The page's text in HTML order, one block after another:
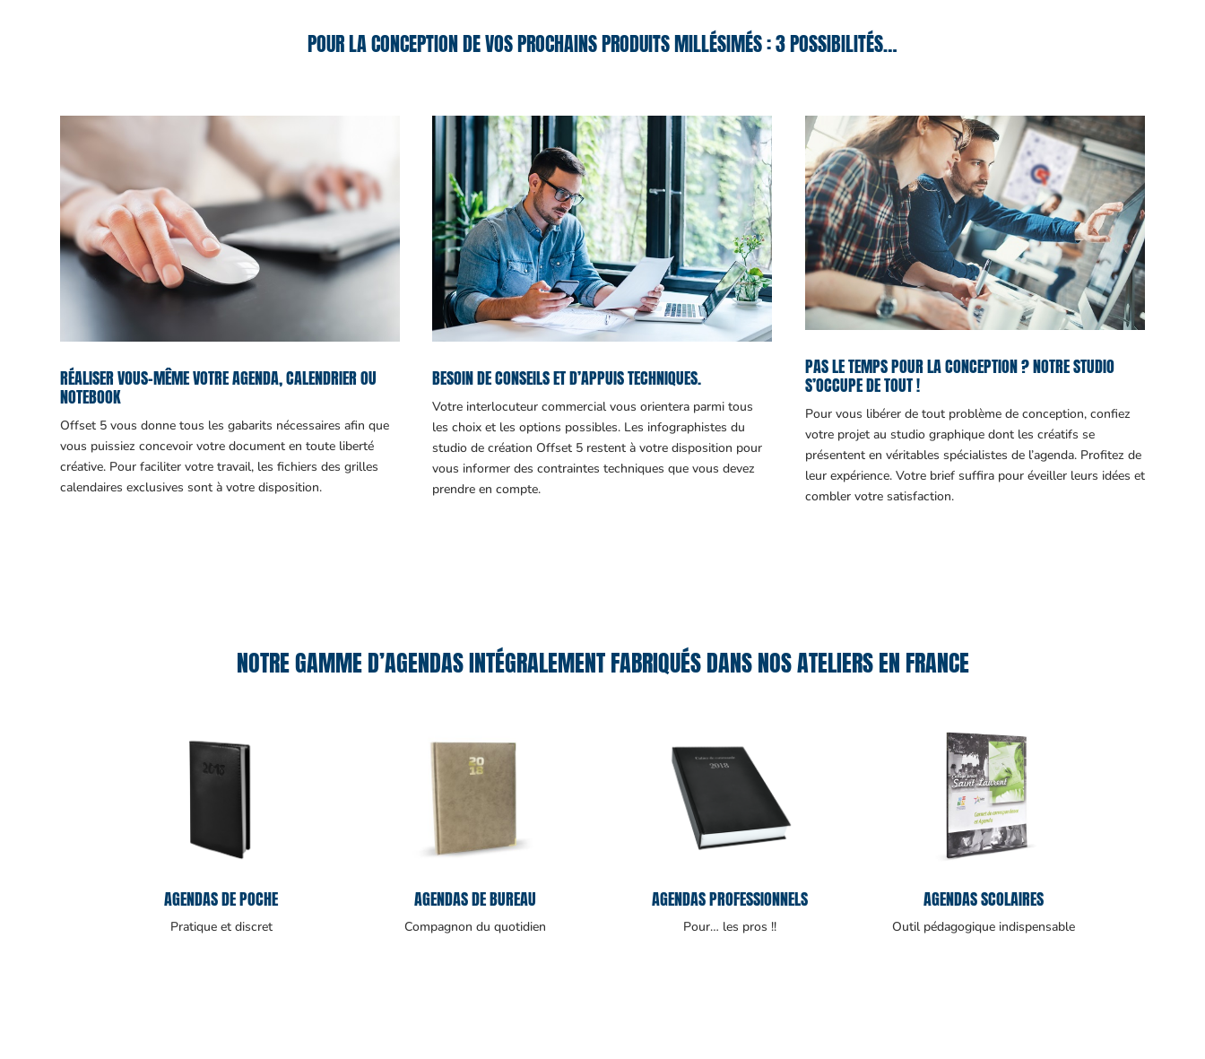
POUR LA CONCEPTION DE VOS PROCHAINS PRODUITS MILLÉSIMÉS : 3 POSSIBILITÉS…
RÉALISER VOUS-MÊME VOTRE AGENDA, CALENDRIER OU
NOTEBOOK
Offset 5 vous donne tous les gabarits nécessaires afin que
vous puissiez concevoir votre document en toute liberté
créative. Pour faciliter votre travail, les fichiers des grilles
calendaires exclusives sont à votre disposition.
BESOIN DE CONSEILS ET D’APPUIS TECHNIQUES.
Votre interlocuteur commercial vous orientera parmi tous
les choix et les options possibles. Les infographistes du
studio de création Offset 5 restent à votre disposition pour
vous informer des contraintes techniques que vous devez
prendre en compte.
PAS LE TEMPS POUR LA CONCEPTION ? NOTRE STUDIO
S’OCCUPE DE TOUT !
Pour vous libérer de tout problème de conception, confiez
votre projet au studio graphique dont les créatifs se
présentent en véritables spécialistes de l’agenda. Profitez de
leur expérience. Votre brief suffira pour éveiller leurs idées et
combler votre satisfaction.
NOTRE GAMME D’AGENDAS INTÉGRALEMENT FABRIQUÉS DANS NOS ATELIERS EN FRANCE
AGENDAS DE POCHE
Pratique et discret
AGENDAS DE BUREAU
Compagnon du quotidien
AGENDAS PROFESSIONNELS
Pour… les pros !!
AGENDAS SCOLAIRES
Outil pédagogique indispensable